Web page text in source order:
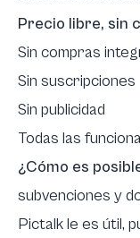
Precio libre, sin
Sin compras
Sin suscripciones
Sin publicidad
Todas las
¿Cómo es
subvenciones y
Pictalk le es útil,